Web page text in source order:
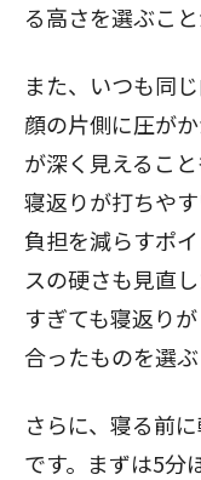
る高さを選ぶこと
また、いつも同
顔の片側に圧が
が深く見えること
寝返りが打ちや
負担を減らすポ
スの硬さも見直
すぎても寝返り
合ったものを選ぶ
さらに、寝る前
です。まずは5分